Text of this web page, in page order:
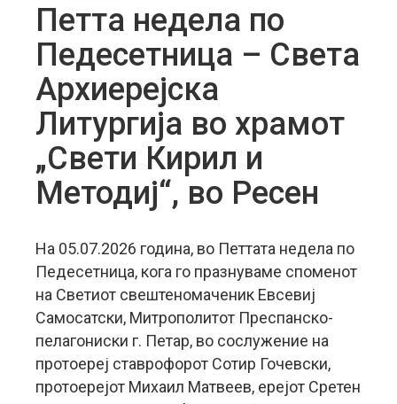
Петта недела по
Педесетница – Света
Архиерејска
Литургија во храмот
„Свети Кирил и
Методиј“, во Ресен
На 05.07.2026 година, во Петтата недела по
Педесетница, кога го празнуваме споменот
на Светиот свештеномаченик Евсевиј
Самосатски, Митрополитот Преспанско-
пелагониски г. Петар, во сослужение на
протоереј ставрофорот Сотир Гочевски,
протоерејот Михаил Матвеев, ерејот Сретен